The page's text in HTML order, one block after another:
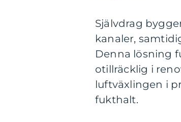
Självdrag
kanaler,
Denna lösning
otillräcklig i
luftväxlingen i
fukthalt.